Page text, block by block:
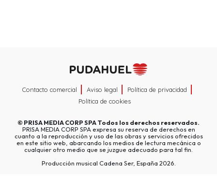
Contacto comercial Aviso legal
Política de privacidad
Política de cookies
© PRISA MEDIA CORP SPATodos los derechos reservados.
PRISA MEDIA CORP SPA expresa su reserva de derechos en
cuanto a la reproducción y uso de las obras y servicios ofrecidos
en este sitio web, abarcando los medios de lectura mecánica o
cualquier otro medio que se juzgue adecuado para tal fin.
Producción musical Cadena Ser, España 2026.